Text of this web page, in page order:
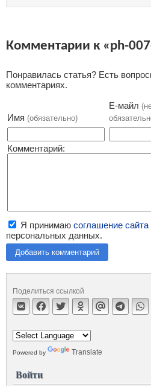
Комментарии к «ph-
Понравилась статья? Есть
комментариях.
Имя (обязательно)
Е-майл
Комментарий:
Я принимаю соглашение сайта
персональных данных.
Добавить комментарий
Поделиться ссылкой
Powered by Translate
Войти